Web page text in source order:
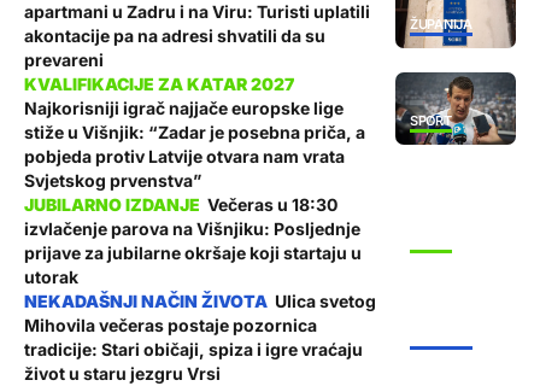
ŽUPANIJA
apartmani u Zadru i na Viru: Turisti uplatili
akontacije pa na adresi shvatili da su
prevareni
SPORT
Najkorisniji igrač najjače europske lige
stiže u Višnjik: “Zadar je posebna priča, a
pobjeda protiv Latvije otvara nam vrata
Svjetskog prvenstva”
Večeras u 18:30
izvlačenje parova na Višnjiku: Posljednje
prijave za jubilarne okršaje koji startaju u
utorak
Ulica svetog
Mihovila večeras postaje pozornica
tradicije: Stari običaji, spiza i igre vraćaju
život u staru jezgru Vrsi